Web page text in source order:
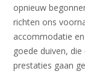
opnieuw
richten ons
accommodatie
goede duiven,
prestaties gaan